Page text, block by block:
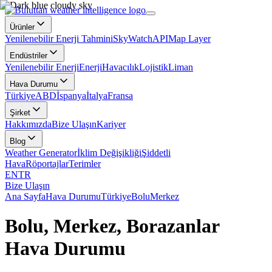
Ürünler
Yenilenebilir Enerji TahminiSkyWatchAPIMap Layer
Endüstriler
Yenilenebilir EnerjiEnerjiHavacılıkLojistikLiman
Hava Durumu
TürkiyeABDİspanyaİtalyaFransa
Şirket
HakkımızdaBize UlaşınKariyer
Blog
Weather Generatorİklim DeğişikliğiŞiddetli
HavaRöportajlarTerimler
ENTR
Bize Ulaşın
Ana SayfaHava DurumuTürkiyeBoluMerkez
Bolu, Merkez, Borazanlar
Hava Durumu